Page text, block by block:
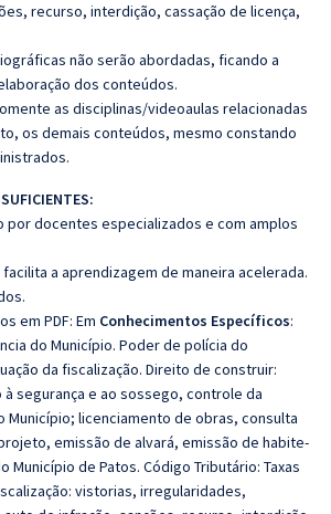
recurso, interdição, cassação de licença,
não serão abordadas, ficando a
dos conteúdos.
as disciplinas/videoaulas relacionadas
os demais conteúdos, mesmo constando
por docentes especializados e com amplos
a aprendizagem de maneira acelerada.
em PDF: Em Conhecimentos Específicos:
do Município. Poder de polícia do
da fiscalização. Direito de construir:
segurança e ao sossego, controle da
Município; licenciamento de obras, consulta
emissão de alvará, emissão de habite-
Município de Patos. Código Tributário: Taxas
vistorias, irregularidades,